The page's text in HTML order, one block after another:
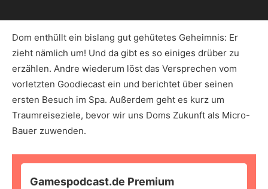
Dom enthüllt ein bislang gut gehütetes Geheimnis: Er
zieht nämlich um! Und da gibt es so einiges drüber zu
erzählen. Andre wiederum löst das Versprechen vom
vorletzten Goodiecast ein und berichtet über seinen
ersten Besuch im Spa. Außerdem geht es kurz um
Traumreiseziele, bevor wir uns Doms Zukunft als Micro-
Bauer zuwenden.
Gamespodcast.de Premium